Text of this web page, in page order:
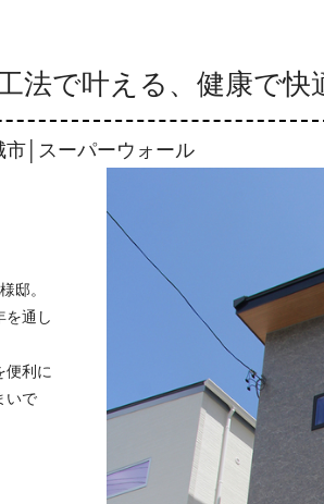
法で叶える、健康で快
市│スーパーウォール
邸。
を通し
便利に
いで